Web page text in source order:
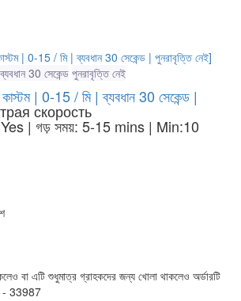
ব্যবধান 30 সেকেন্ড পুনরাবৃত্তি নেই
| 0-15 / মি | ব্যবধান 30 সেকেন্ড |
скорость
Yes | গড় সময়: 5-15 mins | Min:10
বা এটি শুধুমাত্র গ্রাহকদের জন্য খোলা থাকলেও অর্ডারটি
- 33987